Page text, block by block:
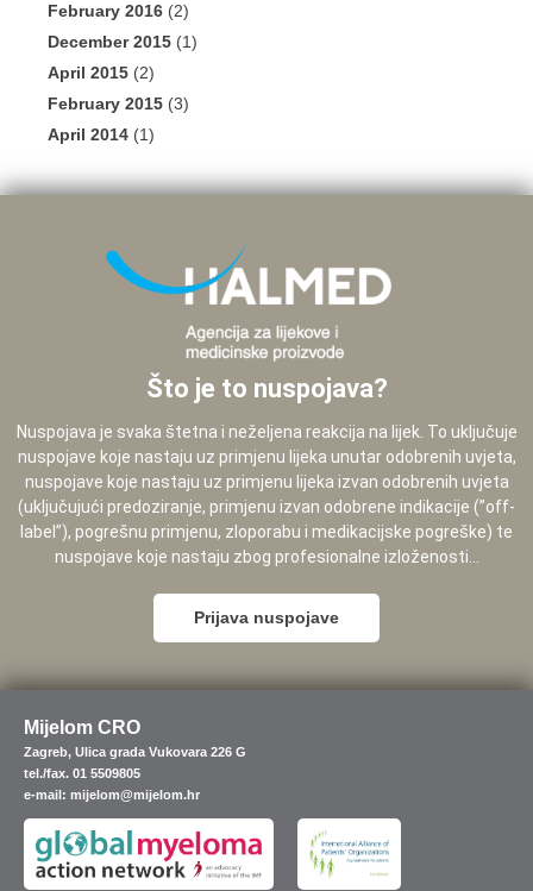
February 2016 (2)
December 2015 (1)
April 2015 (2)
February 2015 (3)
April 2014 (1)
Što je to nuspojava?
Nuspojava je svaka štetna i neželjena reakcija na lijek. To uključuje
nuspojave koje nastaju uz primjenu lijeka unutar odobrenih uvjeta,
nuspojave koje nastaju uz primjenu lijeka izvan odobrenih uvjeta
(uključujući predoziranje, primjenu izvan odobrene indikacije (”off-
label”), pogrešnu primjenu, zloporabu i medikacijske pogreške) te
nuspojave koje nastaju zbog profesionalne izloženosti...
Prijava nuspojave
Mijelom CRO
Zagreb, Ulica grada Vukovara 226 G
tel./fax. 01 5509805
e-mail: mijelom@mijelom.hr